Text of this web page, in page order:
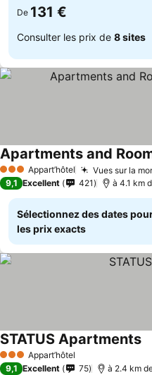
De 131 €
Consulter les prix de 8 sites
3 ÉtoilesAppart’hôtel Vues sur la
Apartments and
9,1 Excellent 421 à 4.1 km
Sélectionnez des dates
les prix exacts
3 ÉtoilesAppart’hôtel
STATUS Apartments
9,1 Excellent 75 à 2.4 km